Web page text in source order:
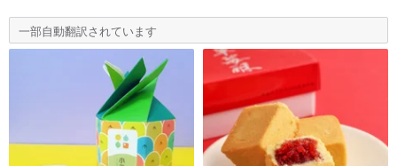
一部自動翻訳されています